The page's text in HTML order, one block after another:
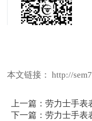
本文链接： http://
上一篇：劳力士手表
下一篇：劳力士手表